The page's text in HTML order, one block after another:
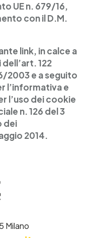
UE n. 679/16,
con il D.M.
link, in calce a
122
2003 e a seguito
l’informativa e
l’uso dei cookie
n. 126 del 3
dei
2014.
Milano